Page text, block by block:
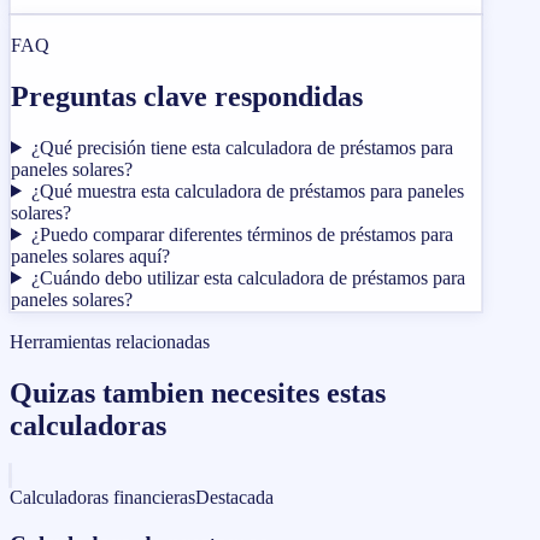
FAQ
Preguntas clave respondidas
¿Qué precisión tiene esta calculadora de préstamos para
paneles solares?
¿Qué muestra esta calculadora de préstamos para paneles
solares?
¿Puedo comparar diferentes términos de préstamos para
paneles solares aquí?
¿Cuándo debo utilizar esta calculadora de préstamos para
paneles solares?
Herramientas relacionadas
Quizas tambien necesites estas
calculadoras
Calculadoras financierasDestacada